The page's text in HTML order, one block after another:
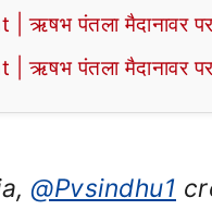
पंतला मैदानावर
पंतला मैदानावर
@Pvsindhu1